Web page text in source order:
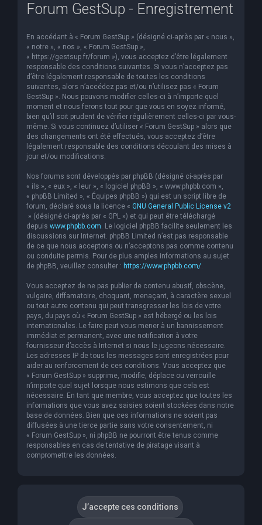
Forum GestSup - Enregistrement
En accédant à « Forum GestSup » (désigné ci-après par « nous »,
« notre », « nos », « Forum GestSup »,
« https://gestsup.fr/forum »), vous acceptez d’être légalement
responsable des conditions suivantes. Si vous n’acceptez pas
d’être légalement responsable de toutes les conditions
suivantes, alors n’accédez pas et/ou n’utilisez pas « Forum
GestSup ». Nous pouvons modifier celles-ci à n’importe quel
moment et nous ferons tout pour que vous en soyez informé,
bien qu’il soit prudent de vérifier régulièrement celles-ci par vous-
même. Si vous continuez d’utiliser « Forum GestSup » alors que
des changements ont été effectués, vous acceptez d’être
légalement responsable des conditions découlant des mises à
jour et/ou modifications.
Nos forums sont développés par phpBB (désigné ci-après par
« ils », « eux », « leur », « logiciel phpBB », « www.phpbb.com »,
« phpBB Limited », « Équipes phpBB ») qui est un script libre de
forum, déclaré sous la licence « GNU General Public License v2
» (désigné ci-après par « GPL ») et qui peut être téléchargé
depuis www.phpbb.com . Le logiciel phpBB facilite seulement les
discussions sur Internet. phpBB Limited n’est pas responsable
de ce que nous acceptons ou n’acceptons pas comme contenu
ou conduite permis. Pour de plus amples informations au sujet
de phpBB, veuillez consulter : https://www.phpbb.com/
Vous acceptez de ne pas publier de contenu abusif, obscène,
vulgaire, diffamatoire, choquant, menaçant, à caractère sexuel
ou tout autre contenu qui peut transgresser les lois de votre
pays, du pays où « Forum GestSup » est hébergé ou les lois
internationales. Le faire peut vous mener à un bannissement
immédiat et permanent, avec une notification à votre
fournisseur d’accès à Internet si nous le jugeons nécessaire.
Les adresses IP de tous les messages sont enregistrées pour
aider au renforcement de ces conditions. Vous acceptez que
« Forum GestSup » supprime, modifie, déplace ou verrouille
n’importe quel sujet lorsque nous estimons que cela est
nécessaire. En tant que membre, vous acceptez que toutes les
informations que vous avez saisies soient stockées dans notre
base de données. Bien que ces informations ne soient pas
diffusées à une tierce partie sans votre consentement, ni
« Forum GestSup », ni phpBB ne pourront être tenus comme
responsables en cas de tentative de piratage visant à
compromettre les données.